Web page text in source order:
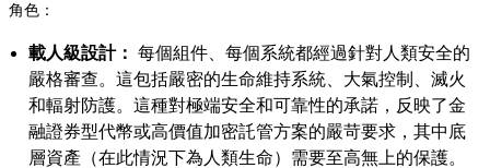
角色：
載人級設計： 每個組件、每個系統都經過針對人類安全的
嚴格審查。這包括嚴密的生命維持系統、大氣控制、滅火
和輻射防護。這種對極端安全和可靠性的承諾，反映了金
融證券型代幣或高價值加密託管方案的嚴苛要求，其中底
層資產（在此情況下為人類生命）需要至高無上的保護。